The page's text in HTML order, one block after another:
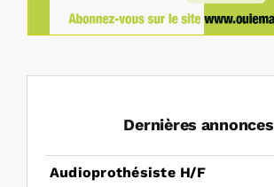
Dernières annonces
Audioprothésiste H/F